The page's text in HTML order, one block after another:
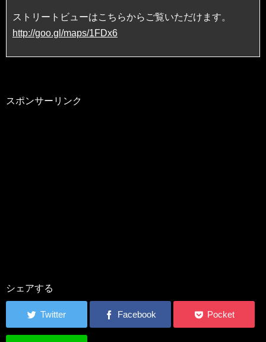
ストリートビューはこちらからご覧いただけます。
http://goo.gl/maps/1FDx6
スポンサーリンク
シェアする